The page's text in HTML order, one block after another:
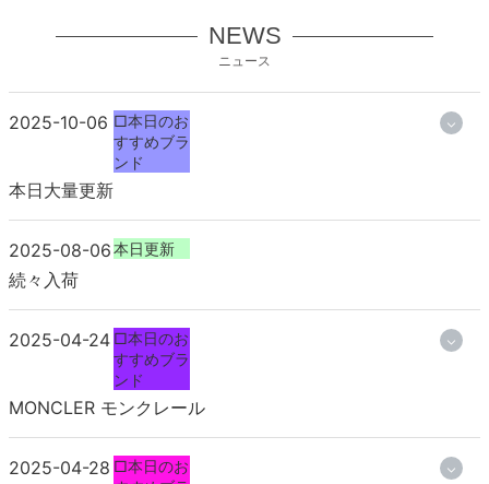
NEWS
ニュース
2025-10-06 □本日のお
すすめブラ
ンド
本日大量更新
2025-08-06本日更新
続々入荷
2025-04-24 □本日のお
すすめブラ
ンド
MONCLER モンクレール
2025-04-28 □本日のお